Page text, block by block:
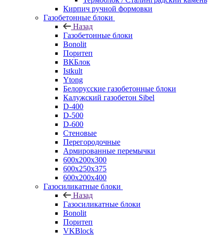
Кирпич ручной формовки
Газобетонные блоки
Назад
Газобетонные блоки
Bonolit
Поритеп
ВКБлок
Istkult
Ytong
Белорусские газобетонные блоки
Калужский газобетон Sibel
D-400
D-500
D-600
Стеновые
Перегородочные
Армированные перемычки
600х200х300
600х250х375
600х200х400
Газосиликатные блоки
Назад
Газосиликатные блоки
Bonolit
Поритеп
VKBlock